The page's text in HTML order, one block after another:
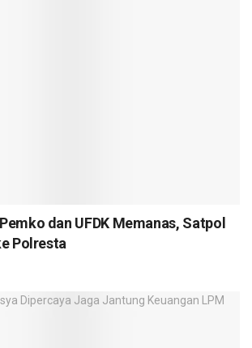
dan UFDK Memanas, Satpol
Polresta